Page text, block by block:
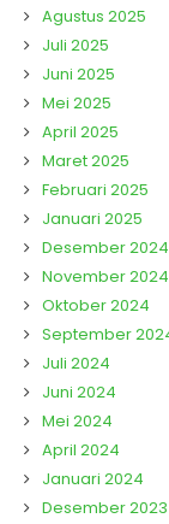
Agustus 2025
Juli 2025
Juni 2025
Mei 2025
April 2025
Maret 2025
Februari 2025
Januari 2025
Desember 2024
November 2024
Oktober 2024
September
Juli 2024
Juni 2024
Mei 2024
April 2024
Januari 2024
Desember 2023